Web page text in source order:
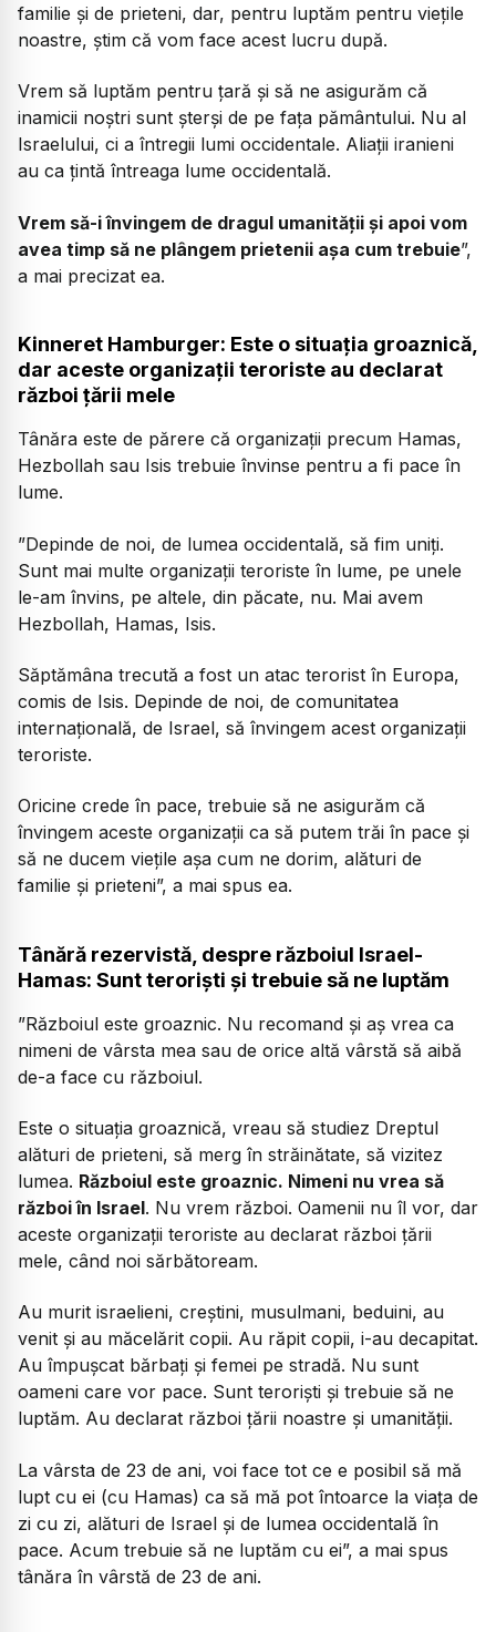
familie și de prieteni, dar, pentru luptăm pentru viețile
noastre, știm că vom face acest lucru după.
Vrem să luptăm pentru țară și să ne asigurăm că
inamicii noștri sunt șterși de pe fața pământului. Nu al
Israelului, ci a întregii lumi occidentale. Aliații iranieni
au ca țintă întreaga lume occidentală.
Vrem să-i învingem de dragul umanității și apoi vom
avea timp să ne plângem prietenii așa cum trebuie”,
a mai precizat ea.
Kinneret Hamburger: Este o situația groaznică,
dar aceste organizații teroriste au declarat
război țării mele
Tânăra este de părere că organizații precum Hamas,
Hezbollah sau Isis trebuie învinse pentru a fi pace în
lume.
”Depinde de noi, de lumea occidentală, să fim uniți.
Sunt mai multe organizații teroriste în lume, pe unele
le-am învins, pe altele, din păcate, nu. Mai avem
Hezbollah, Hamas, Isis.
Săptămâna trecută a fost un atac terorist în Europa,
comis de Isis. Depinde de noi, de comunitatea
internațională, de Israel, să învingem acest organizații
teroriste.
Oricine crede în pace, trebuie să ne asigurăm că
învingem aceste organizații ca să putem trăi în pace și
să ne ducem viețile așa cum ne dorim, alături de
familie și prieteni”, a mai spus ea.
Tânără rezervistă, despre războiul Israel-
Hamas: Sunt teroriști și trebuie să ne luptăm
”Războiul este groaznic. Nu recomand și aș vrea ca
nimeni de vârsta mea sau de orice altă vârstă să aibă
de-a face cu războiul.
Este o situația groaznică, vreau să studiez Dreptul
alături de prieteni, să merg în străinătate, să vizitez
lumea. Războiul este groaznic. Nimeni nu vrea să
război în Israel. Nu vrem război. Oamenii nu îl vor, dar
aceste organizații teroriste au declarat război țării
mele, când noi sărbătoream.
Au murit israelieni, creștini, musulmani, beduini, au
venit și au măcelărit copii. Au răpit copii, i-au decapitat.
Au împușcat bărbați și femei pe stradă. Nu sunt
oameni care vor pace. Sunt teroriști și trebuie să ne
luptăm. Au declarat război țării noastre și umanității.
La vârsta de 23 de ani, voi face tot ce e posibil să mă
lupt cu ei (cu Hamas) ca să mă pot întoarce la viața de
zi cu zi, alături de Israel și de lumea occidentală în
pace. Acum trebuie să ne luptăm cu ei”, a mai spus
tânăra în vârstă de 23 de ani.